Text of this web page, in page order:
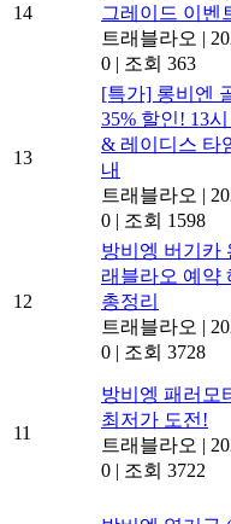
14
그레이드 이벤
트래블라오 |
0 | 조회 363
13
[특가] 롱비엔
35% 할인! 13
& 레이디스 타
내
트래블라오 |
0 | 조회 1598
12
방비엥 버기카
래블라오 예약
총정리
트래블라오 |
0 | 조회 3728
11
방비엥 패러모
최저가 도전!
트래블라오 |
0 | 조회 3722